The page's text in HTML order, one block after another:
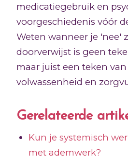
medicatiegebruik en
voorgeschiedenis vóór
Weten wanneer je 'nee'
doorverwijst is geen
maar juist een teken
volwassenheid en
Gerelateerde
Kun je systemisch
met ademwerk?